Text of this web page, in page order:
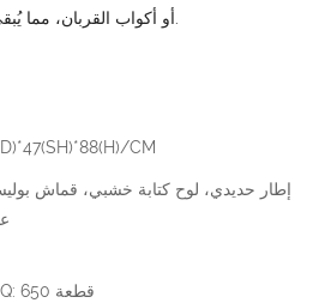
أو أكواب القربان، مما يُبقي الضروريات في متناول يدك.
CM
إطار حديدي، لوح كتابة خشبي، قماش
حاوية 40HQ: 650 قطعة